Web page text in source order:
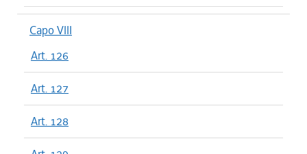
Capo VIII
Art. 126
Art. 127
Art. 128